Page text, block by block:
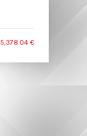
5,378.04 €